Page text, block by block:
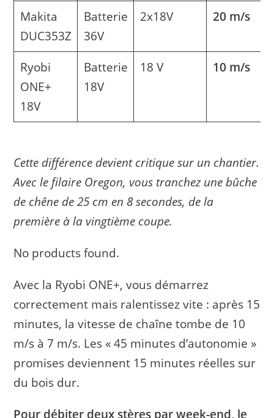
Makita
DUC353Z
Batterie
36V
2x18V 20 m/s
Ryobi
ONE+
18V
Batterie
18V
18 V 10 m/s
Cette différence devient critique sur un chantier.
Avec le filaire Oregon, vous tranchez une bûche
de chêne de 25 cm en 8 secondes, de la
première à la vingtième coupe.
No products found.
Avec la Ryobi ONE+, vous démarrez
correctement mais ralentissez vite : après 15
minutes, la vitesse de chaîne tombe de 10
m/s à 7 m/s. Les « 45 minutes d’autonomie »
promises deviennent 15 minutes réelles sur
du bois dur.
Pour débiter deux stères par week-end, le